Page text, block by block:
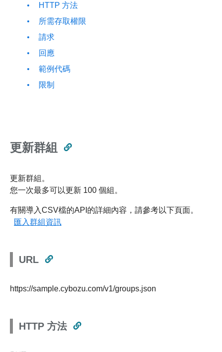
HTTP 方法
所需存取權限
請求
回應
範例代碼
限制
更新群組
更新群組。
您一次最多可以更新 100 個組。
有關導入CSV檔的API的詳細內容，請參考以下頁面。
匯入群組資訊
URL
https://sample.cybozu.com/v1/groups.json
HTTP 方法